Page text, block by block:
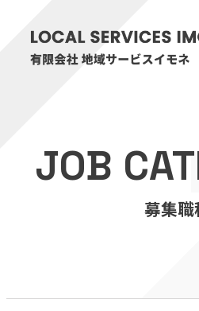
医療・介護事業
訪問看護リハビリス
福祉用具プランナー
JOB
募集職